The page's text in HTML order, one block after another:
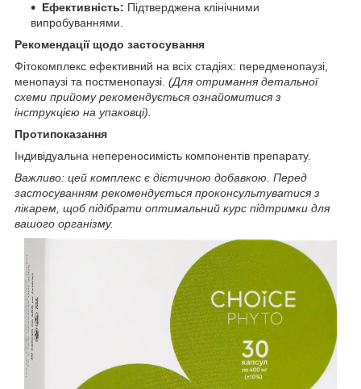
Ефективність: Підтверджена клінічними
випробуваннями.
Рекомендації щодо застосування
Фітокомплекс ефективний на всіх стадіях: передменопаузі,
менопаузі та постменопаузі. (Для отримання детальної
схеми прийому рекомендується ознайомитися з
інструкцією на упаковці).
Протипоказання
Індивідуальна непереносимість компонентів препарату.
Важливо: цей комплекс є дієтичною добавкою. Перед
застосуванням рекомендується проконсультуватися з
лікарем, щоб підібрати оптимальний курс підтримки для
вашого організму.